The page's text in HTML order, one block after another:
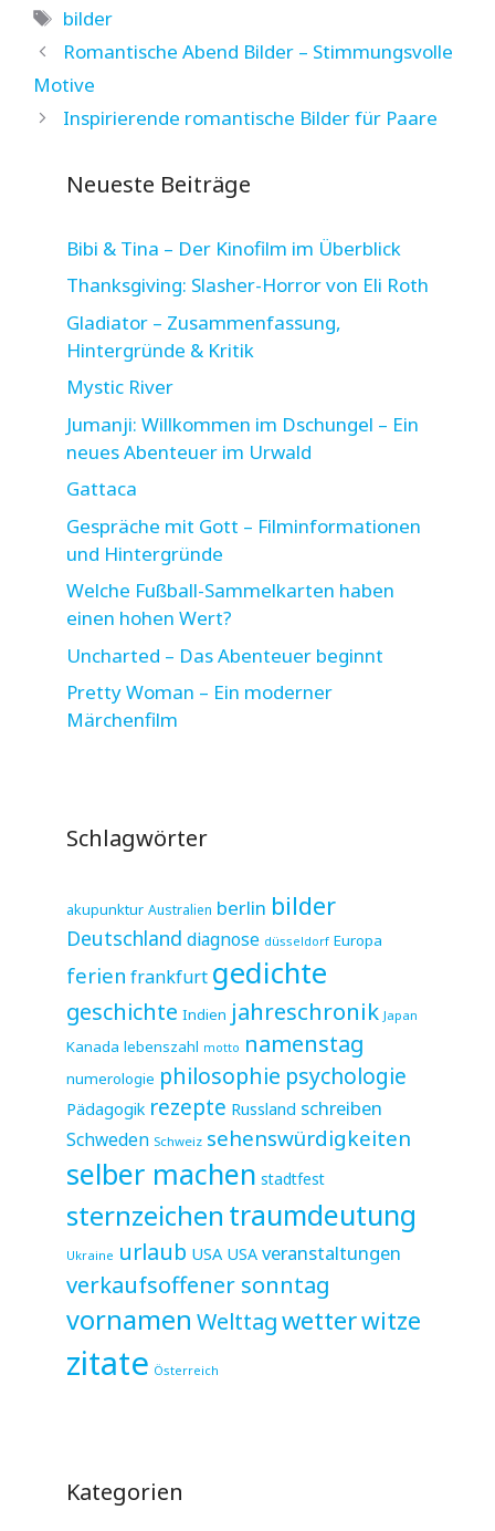
Schlagwörter
bilder
Romantische Abend Bilder – Stimmungsvolle
Motive
Inspirierende romantische Bilder für Paare
Neueste Beiträge
Bibi & Tina – Der Kinofilm im Überblick
Thanksgiving: Slasher-Horror von Eli Roth
Gladiator – Zusammenfassung,
Hintergründe & Kritik
Mystic River
Jumanji: Willkommen im Dschungel – Ein
neues Abenteuer im Urwald
Gattaca
Gespräche mit Gott – Filminformationen
und Hintergründe
Welche Fußball-Sammelkarten haben
einen hohen Wert?
Uncharted – Das Abenteuer beginnt
Pretty Woman – Ein moderner
Märchenfilm
Schlagwörter
akupunktur Australien berlin bilder
Deutschland diagnose düsseldorf Europa
ferien frankfurt gedichte
geschichte Indien jahreschronik Japan
Kanada lebenszahl motto namenstag
numerologie philosophie psychologie
Pädagogik rezepte Russland schreiben
Schweden Schweiz sehenswürdigkeiten
selber machen stadtfest
sternzeichen traumdeutung
Ukraine urlaub USA USA veranstaltungen
verkaufsoffener sonntag
vornamen Welttagwetterwitze
zitate Österreich
Kategorien